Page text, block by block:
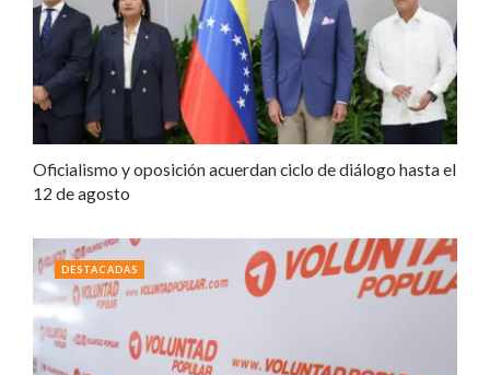
Oficialismo y oposición acuerdan ciclo de diálogo hasta el
12 de agosto
DESTACADAS